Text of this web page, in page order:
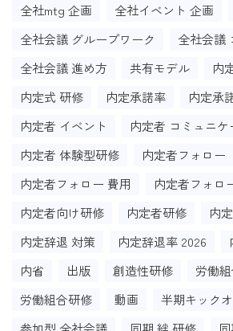
全社mtg 企画
全社イベント 企画
全社会議 グループワーク
全社会議
全社会議 進め方
共有モデル
内
内定式 研修
内定承諾率
内定承
内定者 イベント
内定者 コミュニケ
内定者 体験型研修
内定者フォロー
内定者フォロー 費用
内定者フォロ
内定者向け研修
内定者研修
内
内定辞退 対策
内定辞退率 2026
内省
出版 創造性研修
労働
労働組合研修
動画
半期キック